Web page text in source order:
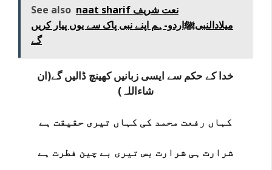
See also naat sharif نعت شریف
میلادالنبیﷺاردو-ہم اپنے نبی پاک سے یوں پیار کریں
گے
خدا کے حکم سے ایسی زبانیں کھینچ ڈالیں گے(ان
شاءاللہ)
کہاں رفعت محمد کی کہاں تیری حقیقت ہے
شرارت ہی شرارت بس تیری بے چین فطرت ہے